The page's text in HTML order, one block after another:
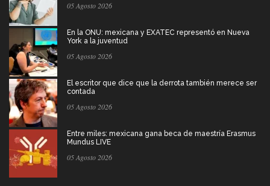
05 Agosto 2026
En la ONU: mexicana y EXATEC representó en Nueva
York a la juventud
05 Agosto 2026
El escritor que dice que la derrota también merece ser
contada
05 Agosto 2026
Entre miles: mexicana gana beca de maestría Erasmus
Mundus LIVE
05 Agosto 2026